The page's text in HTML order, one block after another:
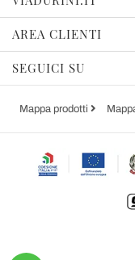
AREA CLIENTI
SEGUICI SU
Mappa prodotti